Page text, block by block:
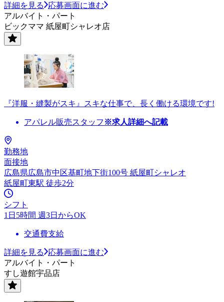
詳細を見る
応募画面に進む
アルバイト・パート
ビックママ 紙屋町シャレオ店
『洋服・縫製がスキ』スキな仕事で、長く働ける環境です!
アパレル販売スタッフ ※求人詳細へ記載
勤務地
面接地
広島県広島市中区基町地下街100号 紙屋町シャレオ
紙屋町東駅 徒歩2分
シフト
1日5時間 週3日からOK
交通費支給
詳細を見る
応募画面に進む
アルバイト・パート
すし遊館宇品店